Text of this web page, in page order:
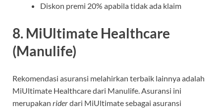
Diskon premi 20% apabila tidak ada klaim
8. MiUltimate Healthcare
(Manulife)
Rekomendasi asuransi melahirkan terbaik lainnya adalah
MiUltimate Healthcare dari Manulife. Asuransi ini
merupakan riderdari MiUltimate sebagai asuransi